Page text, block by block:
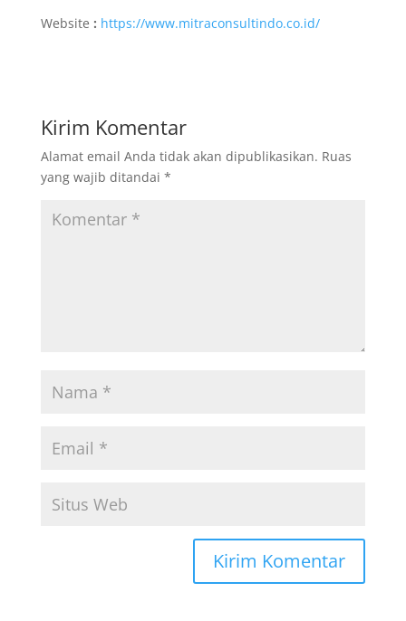
Website : https://www.mitraconsultindo.co.id/
Kirim Komentar
Alamat email Anda tidak akan dipublikasikan. Ruas
yang wajib ditandai *